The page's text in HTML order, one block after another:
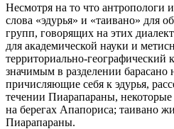
Несмотря на то что антропологи
слова «эдурья» и «таивано» для
групп, говорящих на этих
для академической науки и
территориально-географический
значимым в разделении барасано
причисляющие себя к эдурья,
течении Пиарапараны,
на берегах Апапориса; таивано
Пиарапараны.